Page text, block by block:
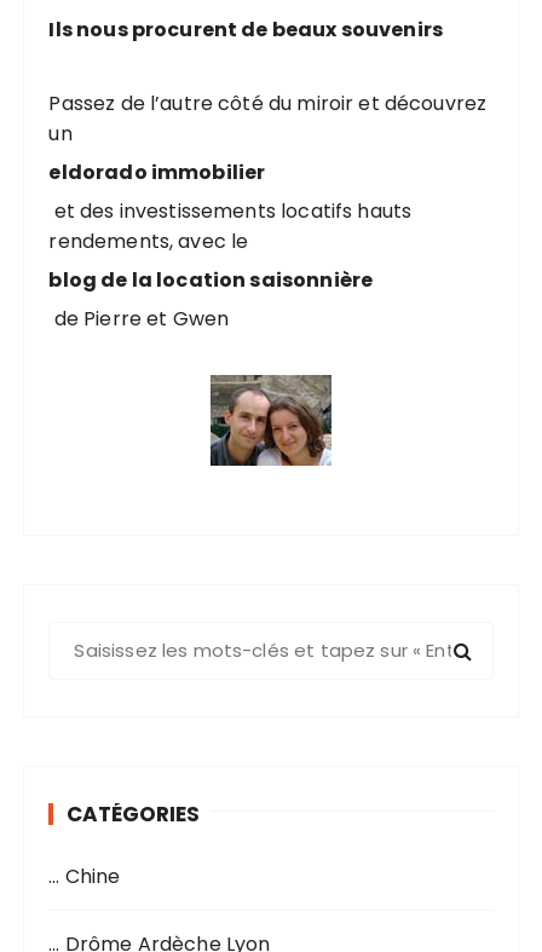
Ils nous procurent de beaux souvenirs
Passez de l’autre côté du miroir et découvrez
un
eldorado immobilier
et des investissements locatifs hauts
rendements, avec le
blog de la location saisonnière
de Pierre et Gwen
e
CATÉGORIES
… Chine
… Drôme Ardèche Lyon